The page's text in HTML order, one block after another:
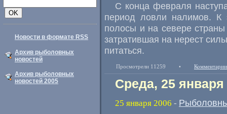
Новости в формате RSS
Архив рыболовных
новостей
Архив рыболовных
новостей 2005
С конца февраля
период ловли налимов. К
полосы и на севере
затратившая на нерест
питаться.
Просмотрели 11259 •
Среда, 25 января
25 января 2006 -